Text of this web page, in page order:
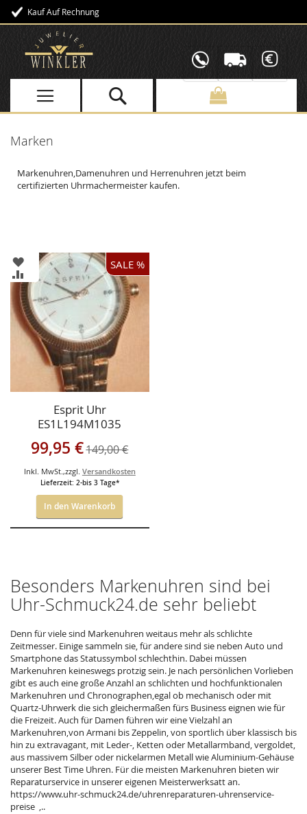
Kauf Auf Rechnung
Direkt
Inhalt
Marken
Markenuhren,Damenuhren und Herrenuhren jetzt beim
certifizierten Uhrmachermeister kaufen.
ZUR
WUNSCHLISTE
HINZUFÜGEN
ZUR
VERGLEICHSLISTE
HINZUFÜGEN
SALE %
Esprit Uhr
ES1L194M1035
Sonderangebot
99,95 €149,00 €
Inkl. MwSt.,zzgl. Versandkosten
Lieferzeit: 2-bis 3 Tage*
In den Warenkorb
Besonders Markenuhren sind bei
Uhr-Schmuck24.de sehr beliebt
Denn für viele sind Markenuhren weitaus mehr als schlichte
Zeitmesser. Einige sammeln sie, für andere sind sie neben Auto und
Smartphone das Statussymbol schlechthin. Dabei müssen
Markenuhren keineswegs protzig sein. Je nach persönlichen Vorlieben
gibt es auch eine große Anzahl an schlichten und hochfunktionalen
Markenuhren und Chronographen,egal ob mechanisch oder mit
Quartz-Uhrwerk die sich gleichermaßen fürs Business eignen wie für
die Freizeit. Auch für Damen führen wir eine Vielzahl an
Markenuhren,von Armani bis Zeppelin, von sportlich über klassisch bis
hin zu extravagant, mit Leder-, Ketten oder Metallarmband, vergoldet,
aus massivem Silber oder nickelarmen Metall wie Aluminium-Gehäuse
unserer Best Time Uhren. Für die meisten Markenuhren bieten wir
Reparaturservice in unserer eigenen Meisterwerksatt an.
https://www.uhr-schmuck24.de/uhrenreparaturen-uhrenservice-
preise ,..